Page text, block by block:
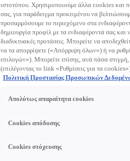
ιστοτόπου. Χρησιμοποιούμε άλλα cookies και
σας, για παράδειγμα προκειμένου να
προσαρμόσουμε το περιεχόμενο στα
δημιουργία προφίλ με τα ενδιαφέροντά σας και
διαδικτυακές προτάσεις. Μπορείτε να
να τα απορρίψετε («Απόρριψη όλων») ή να
επιλογών»). Μπορείτε επίσης, ανά πάσα στιγμή,
(επιλέγοντας το link «Ρυθμίσεις για τα
Πολιτική Προστασίας Προσωπικών
Απολύτως απαραίτητα cookies
Cookies απόδοσης
Cookies στόχευσης